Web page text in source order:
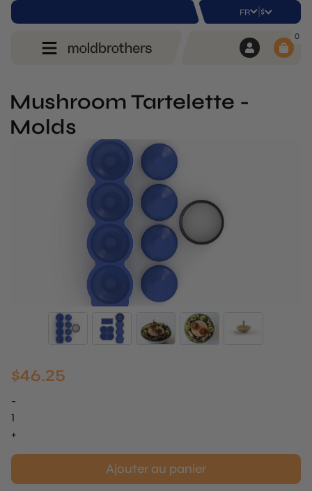
FR | $
0
Mushroom Tartelette -
Molds
$46.25
-
quantité
de
-
+
Ajouter au panier